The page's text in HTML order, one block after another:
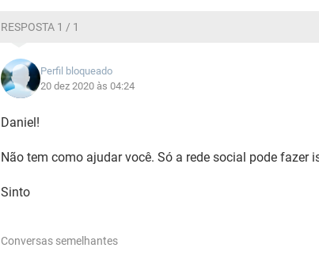
RESPOSTA 1 / 1
Perfil bloqueado
20 dez 2020 às 04:24
Daniel!
Não tem como ajudar você. Só a rede social pode fazer
Sinto
Conversas semelhantes